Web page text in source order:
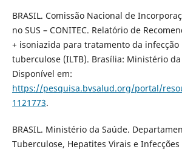
BRASIL. Comissão Nacional de
no SUS – CONITEC. Relatório de
+ isoniazida para tratamento da
tuberculose (ILTB). Brasília: Ministério da
Disponível em:
https://pesquisa.bvsalud.org/portal/
1121773.
BRASIL. Ministério da Saúde.
Tuberculose, Hepatites Virais e